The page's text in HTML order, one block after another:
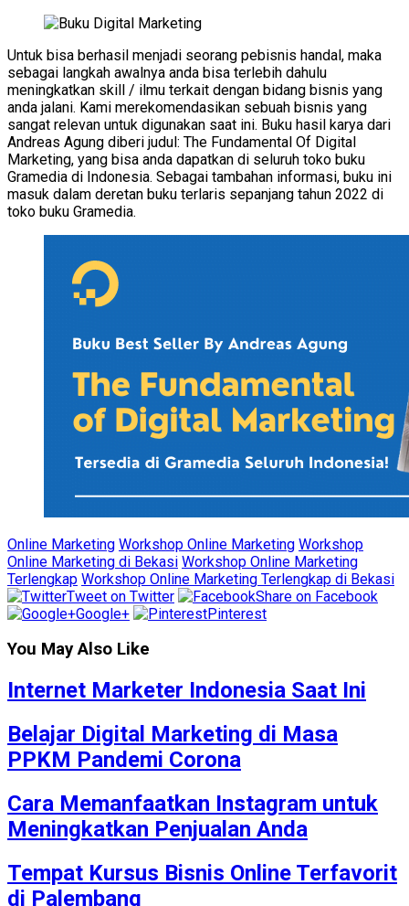
Untuk bisa berhasil menjadi seorang pebisnis handal, maka
sebagai langkah awalnya anda bisa terlebih dahulu
meningkatkan skill / ilmu terkait dengan bidang bisnis yang
anda jalani. Kami merekomendasikan sebuah bisnis yang
sangat relevan untuk digunakan saat ini. Buku hasil karya dari
Andreas Agung diberi judul: The Fundamental Of Digital
Marketing, yang bisa anda dapatkan di seluruh toko buku
Gramedia di Indonesia. Sebagai tambahan informasi, buku ini
masuk dalam deretan buku terlaris sepanjang tahun 2022 di
toko buku Gramedia.
Online Marketing Workshop Online Marketing Workshop
Online Marketing di Bekasi Workshop Online Marketing
Terlengkap Workshop Online Marketing Terlengkap di Bekasi
Tweet on Twitter
Share on Facebook
Google+
Pinterest
You May Also Like
Internet Marketer Indonesia Saat Ini
Belajar Digital Marketing di Masa
PPKM Pandemi Corona
Cara Memanfaatkan Instagram untuk
Meningkatkan Penjualan Anda
Tempat Kursus Bisnis Online Terfavorit
di Palembang